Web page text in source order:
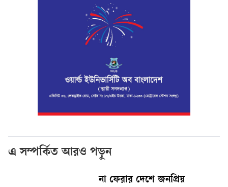
এ সম্পর্কিত আরও পড়ুন
না ফেরার দেশে জনপ্রিয়